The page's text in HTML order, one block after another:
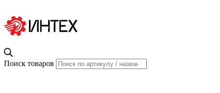
Поиск товаров